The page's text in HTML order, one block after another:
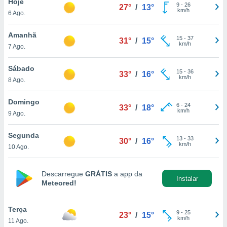
lhe
e
com
e
a
cookies
a
6 Ago.
27° / 13° 9- 26
km/h
Amanhã
7 Ago.
31° / 15° 15- 37
km/h
Sábado
8 Ago.
33° / 16° 15- 36
km/h
Domingo
9 Ago.
33° / 18° 6- 24
km/h
Segunda
10 Ago.
30° / 16° 13- 33
km/h
Descarregue GRÁTIS a app da
Meteored!
Instalar
Terça
11 Ago.
23° / 15° 9- 25
km/h